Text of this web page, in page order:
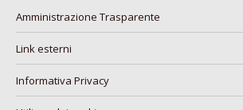
Amministrazione Trasparente
Link esterni
Informativa Privacy